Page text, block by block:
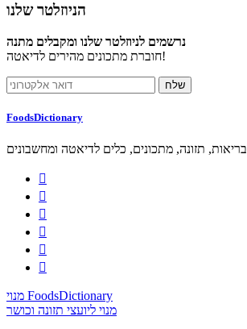
הניוזלטר שלנו
נרשמים לניוזלטר שלנו ומקבלים מתנה
חוברת מתכונים מהירים לדיאטה!
FoodsDictionary
בריאות, תזונה, מתכונים, כלים לדיאטה ומחשבונים






מנוי FoodsDictionary
מנוי ליועצי תזונה וכושר